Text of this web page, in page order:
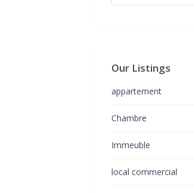
Our Listings
appartement
Chambre
Immeuble
local commercial